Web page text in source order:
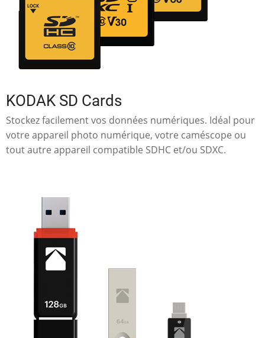
KODAK SD Cards
Stockez facilement vos données numériques. Idéal pour
votre appareil photo numérique, votre caméscope ou
tout autre appareil compatible SDHC et/ou SDXC.